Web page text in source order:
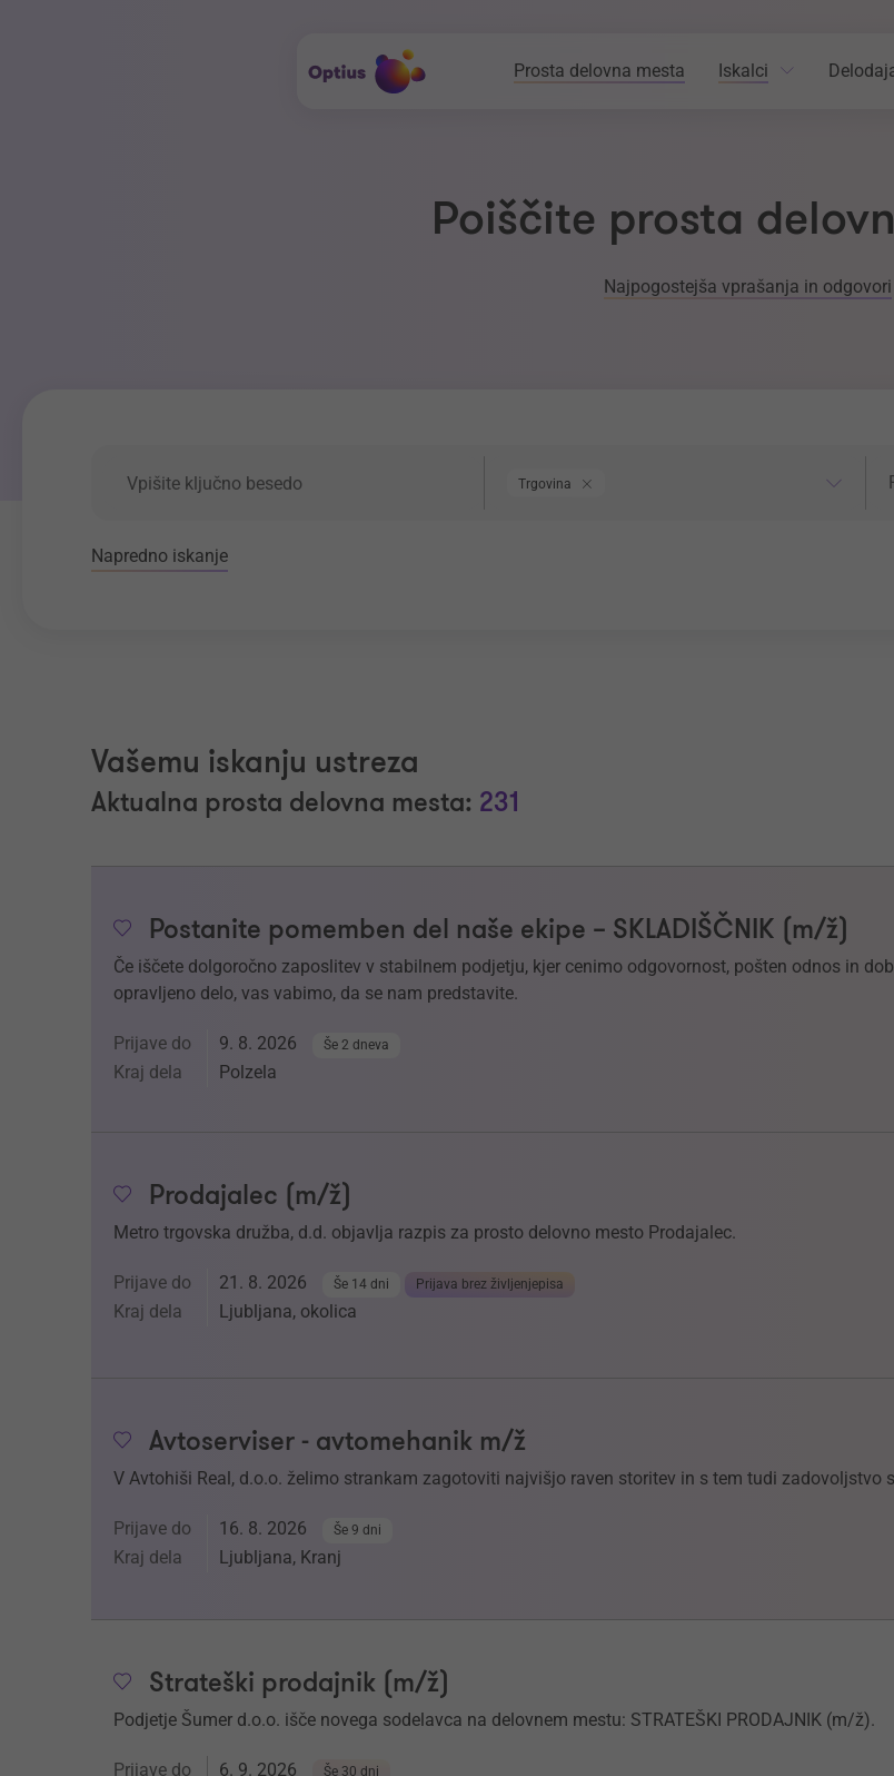
Prosta delovna mesta Iskalci
Poiščite prosta
Najpogostejša vprašanja in odgovori
Trgovina
Napredno iskanje
Vašemu iskanju ustreza
Aktualna prosta delovna mesta: 231
Postanite pomemben del naše ekipe – SKLADIŠČNIK (m/ž)
Če iščete dolgoročno zaposlitev v stabilnem podjetju, kjer cenimo odgovornost, pošten odnos in
opravljeno delo, vas vabimo, da se nam predstavite.
Prijave do 9. 8. 2026 Še 2 dneva
Kraj dela Polzela
Prodajalec (m/ž)
Metro trgovska družba, d.d. objavlja razpis za prosto delovno mesto Prodajalec.
Prijave do 21. 8. 2026 Še 14 dni Prijava brez življenjepisa
Kraj dela Ljubljana, okolica
Avtoserviser - avtomehanik m/ž
V Avtohiši Real, d.o.o. želimo strankam zagotoviti najvišjo raven storitev in s tem tudi zadovoljstvo
Prijave do 16. 8. 2026 Še 9 dni
Kraj dela Ljubljana, Kranj
Strateški prodajnik (m/ž)
Podjetje Šumer d.o.o. išče novega sodelavca na delovnem mestu: STRATEŠKI PRODAJNIK (m/ž).
Prijave do 6. 9. 2026 Še 30 dni